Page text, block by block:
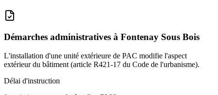
Démarches administratives à Fontenay Sous Bois
L'installation d'une unité extérieure de PAC modifie l'aspect
extérieur du bâtiment (article R421-17 du Code de l'urbanisme).
Délai d'instruction